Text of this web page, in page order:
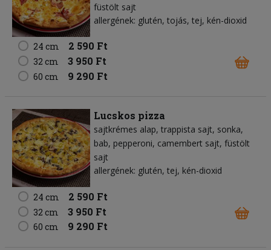
füstölt sajt
allergének: glutén, tojás, tej, kén-dioxid
24 cm 2 590 Ft
32 cm 3 950 Ft
60 cm 9 290 Ft
Lucskos pizza
sajtkrémes alap trappista sajt sonka
bab pepperoni camembert sajt füstölt
sajt
allergének: glutén, tej, kén-dioxid
24 cm 2 590 Ft
32 cm 3 950 Ft
60 cm 9 290 Ft